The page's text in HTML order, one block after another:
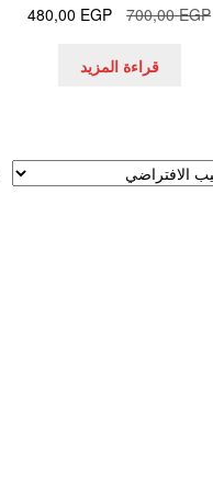
700,00EGP
السعر
هو:
480,00 EGP
السعر
قراءة المزيد